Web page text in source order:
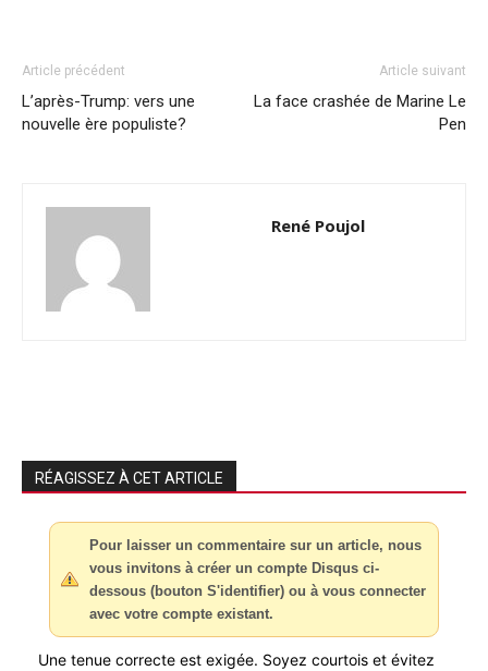
Article précédent
L’après-Trump: vers une
nouvelle ère populiste?
Article suivant
La face crashée de Marine Le
Pen
René Poujol
RÉAGISSEZ À CET ARTICLE
Pour laisser un commentaire sur un article, nous
vous invitons à créer un compte Disqus ci-
dessous (bouton S'identifier) ou à vous connecter
avec votre compte existant.
Une tenue correcte est exigée. Soyez courtois et évitez